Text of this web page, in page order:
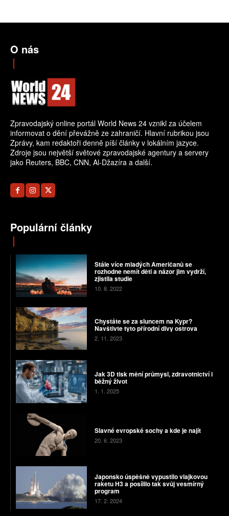
O nás
Zpravodajský online portál World News 24 vznikl za účelem
informovat o dění převážně ze zahraničí. Hlavní rubrikou jsou
Zprávy, kam redaktoři denně píší články v lokálním jazyce.
Zdroje jsou největší světové zpravodajské agentury a servery
jako Reuters, BBC, CNN, Al-Džazíra a další.
Populární články
Stále více mladých Američanů se
rozhodne nemít děti a názor jim vydrží,
zjistila studie
10. 8. 2022
Chystáte se za sluncem na Kypr?
Navštivte tyto přírodní divy ostrova
2. 11. 2023
Jak 3D tisk mění průmysl, zdravotnictví i
běžný život
1. 1. 2025
Slavné evropské sochy a kde je najít
20. 6. 2023
Japonsko úspěšně vypustilo vlajkovou
raketu H3 a posílilo tak svůj vesmírný
program
17. 2. 2024